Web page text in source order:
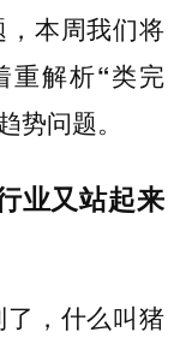
本周我们将
重解析“类完
势问题。
业又站起来
，什么叫猪